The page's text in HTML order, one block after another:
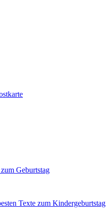
Geburtstag
Texte zum Kindergeburtstag